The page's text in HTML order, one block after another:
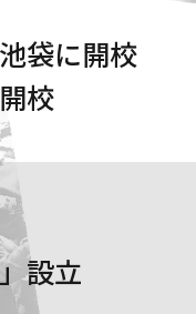
袋に開校
校
設立